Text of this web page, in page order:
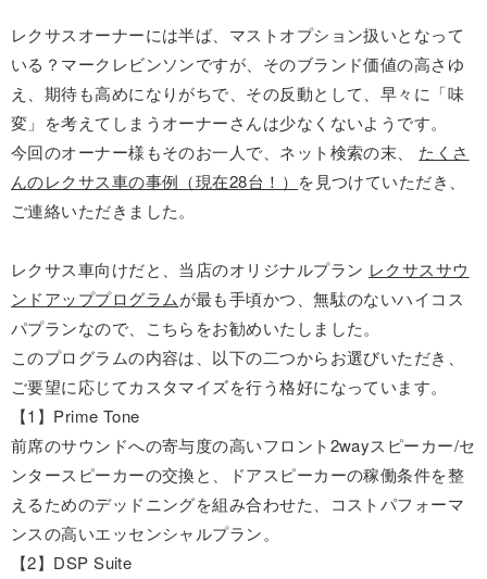
レクサスオーナーには半ば、マストオプション扱いとなって
いる？マークレビンソンですが、そのブランド価値の高さゆ
え、期待も高めになりがちで、その反動として、早々に「味
変」を考えてしまうオーナーさんは少なくないようです。
今回のオーナー様もそのお一人で、ネット検索の末、 たくさ
んのレクサス車の事例（現在28台！） を見つけていただき、
ご連絡いただきました。
レクサス車向けだと、当店のオリジナルプラン レクサスサウ
ンドアッププログラムが最も手頃かつ、無駄のないハイコス
パプランなので、こちらをお勧めいたしました。
このプログラムの内容は、以下の二つからお選びいただき、
ご要望に応じてカスタマイズを行う格好になっています。
【1】Prime Tone
前席のサウンドへの寄与度の高いフロント2wayスピーカー/セ
ンタースピーカーの交換と、ドアスピーカーの稼働条件を整
えるためのデッドニングを組み合わせた、コストパフォーマ
ンスの高いエッセンシャルプラン。
【2】DSP Suite